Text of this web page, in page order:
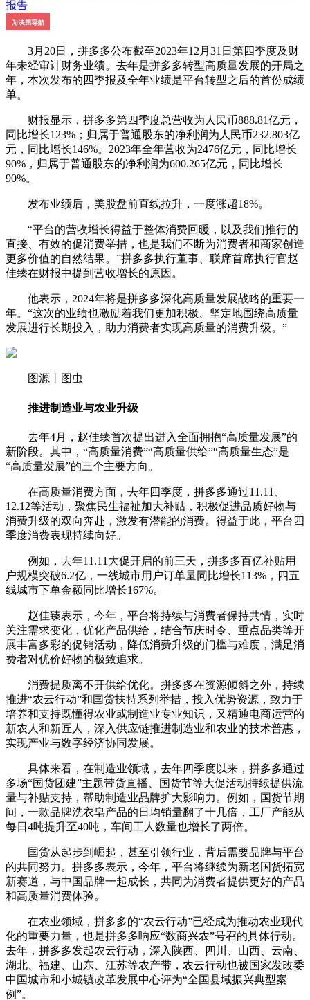
3月20日，拼多多公布截至2023年12月31日第四季度及财
年未经审计财务业绩。去年是拼多多转型高质量发展的开局之
年，本次发布的四季报及全年业绩是平台转型之后的首份成绩
单。
财报显示，拼多多第四季度总营收为人民币888.81亿元，
同比增长123%；归属于普通股东的净利润为人民币232.803亿
元，同比增长146%。2023年全年营收为2476亿元，同比增长
90%，归属于普通股东的净利润为600.265亿元，同比增长
90%。
发布业绩后，美股盘前直线拉升，一度涨超18%。
“平台的营收增长得益于整体消费回暖，以及我们推行的
直接、有效的促消费举措，也是我们不断为消费者和商家创造
更多价值的自然结果。”拼多多执行董事、联席首席执行官赵
佳臻在财报中提到营收增长的原因。
他表示，2024年将是拼多多深化高质量发展战略的重要一
年。“这次的业绩也激励着我们更加积极、坚定地围绕高质量
发展进行长期投入，助力消费者实现高质量的消费升级。”
图源丨图虫
推进制造业与农业升级
去年4月，赵佳臻首次提出进入全面拥抱“高质量发展”的
新阶段。其中，“高质量消费”“高质量供给”“高质量生态”是
“高质量发展”的三个主要方向。
在高质量消费方面，去年四季度，拼多多通过11.11、
12.12等活动，聚焦民生福祉加大补贴，积极促进品质好物与
消费升级的双向奔赴，激发有潜能的消费。得益于此，平台四
季度消费表现持续向好。
例如，去年11.11大促开启的前三天，拼多多百亿补贴用
户规模突破6.2亿，一线城市用户订单量同比增长113%，四五
线城市下单金额同比增长167%。
赵佳臻表示，今年，平台将持续与消费者保持共情，实时
关注需求变化，优化产品供给，结合节庆时令、重点品类等开
展丰富多彩的促销活动，降低消费升级的门槛与难度，满足消
费者对优价好物的极致追求。
消费提质离不开供给优化。拼多多在资源倾斜之外，持续
推进“农云行动”和国货扶持系列举措，投入优势资源，致力于
培养和支持既懂得农业或制造业专业知识，又精通电商运营的
新农人和新匠人，深入供应链推进制造业和农业的技术普惠，
实现产业与数字经济协同发展。
具体来看，在制造业领域，去年四季度以来，拼多多通过
多场“国货团建”主题带货直播、国货节等大促活动持续提供流
量与补贴支持，帮助制造业品牌扩大影响力。例如，国货节期
间，一款品牌洗衣皂产品的日均销量翻了十几倍，工厂产能从
每日4吨提升至40吨，车间工人数量也增长了两倍。
国货从起步到崛起，甚至引领行业，背后需要品牌与平台
的共同努力。拼多多表示，今年，平台将继续为新老国货拓宽
新赛道，与中国品牌一起成长，共同为消费者提供更好的产品
和高质量消费体验。
在农业领域，拼多多的“农云行动”已经成为推动农业现代
化的重要力量，也是拼多多响应“数商兴农”号召的具体行动。
去年，拼多多发起农云行动，深入陕西、四川、山西、云南、
湖北、福建、山东、江苏等农产带，农云行动也被国家发改委
中国城市和小城镇改革发展中心评为“全国县域振兴典型案
例”。